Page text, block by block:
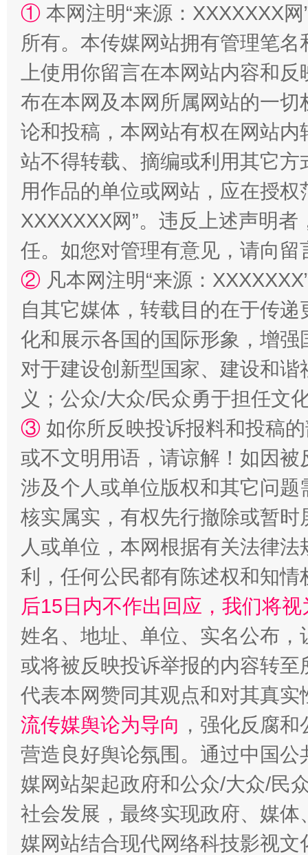
站台名比不上好声名
漫山遍野的桃花与雪山、麦地、白藏房 除
招工难、用工荒背后
网上购药对药下症？
这是一记警钟！ 谢
① 本网注明“来源：XXXXXXX
所有。本传媒网站拥有管理笔
上使用你留言在本网站内容和
布在本网及本网所属网站的一
论和投稿，本网站有权在网站
站不得转载、摘编或利用其它
用作品的单位或网站，应在授
XXXXXXX网”。违反上述声明
任。如您对管理有意见，请向
② 凡本网注明“来源：
自其它媒体，转载目的在于传
化和展示各国的国际形象，增
对于建设创新型国家、建设和
义；公众/大众/民众勇于担任文
③ 如你所反映投诉报料和投稿
或不文明用语，请谅解！如因
涉及个人或单位版权和其它问题
核实属实，有权先行撤除或暂
人或单位，本网根据有关法律
利，任何公民都有陈述权和知情
后15日内不作出回应，我们将
姓名、地址、单位、实名公布
或将被反映投诉举报的内容转
代表本网赞同其观点和对其真实
流传媒舆论为导向 ，强化反腐
营造良好舆论氛围。通过中国
媒网站架起政府和公众/大众/民
社会发展，最终实现政府、媒
媒网站结合现代网络科技影视